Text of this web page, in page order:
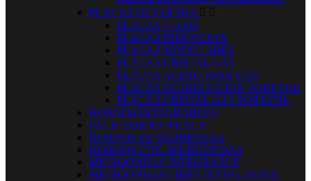
PLACAS DE COCINA  
PLACAS VITRO
PLACAS INDUCCION
PLACAS MODULARES
PLACAS CRISTAL GAS
PLACAS ACERO INOX GAS
PLACAS DE INDUCCION PORTATIL
PLACAS CRISTAL GAS PORTATIL
HORNOS INTEGRABLES
PACK HORNO+PLACA
HORNOS DE SOBREMESA
HORNOS CON MICROONDAS
MICROONDAS INTEGRABLE
MICROONDAS LIBRE INSTALACION